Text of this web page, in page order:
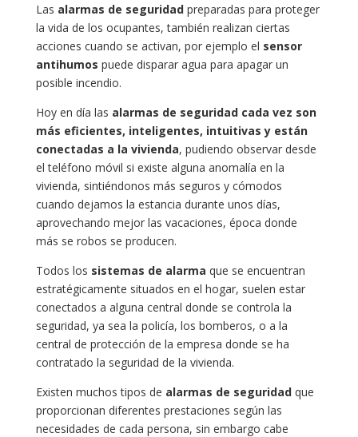
Las alarmas de seguridadpreparadas para proteger
la vida de los ocupantes, también realizan ciertas
acciones cuando se activan, por ejemplo el sensor
antihumos puede disparar agua para apagar un
posible incendio.
Hoy en día las alarmas de seguridad cada vez son
más eficientes, inteligentes, intuitivas y están
conectadas a la vivienda, pudiendo observar desde
el teléfono móvil si existe alguna anomalía en la
vivienda, sintiéndonos más seguros y cómodos
cuando dejamos la estancia durante unos días,
aprovechando mejor las vacaciones, época donde
más se robos se producen.
Todos los sistemas de alarma que se encuentran
estratégicamente situados en el hogar, suelen estar
conectados a alguna central donde se controla la
seguridad, ya sea la policía, los bomberos, o a la
central de protección de la empresa donde se ha
contratado la seguridad de la vivienda.
Existen muchos tipos de alarmas de seguridadque
proporcionan diferentes prestaciones según las
necesidades de cada persona, sin embargo cabe